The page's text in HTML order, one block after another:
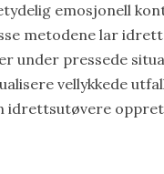
emosjonell
metodene lar
under pressede
vellykkede
idrettsutøvere